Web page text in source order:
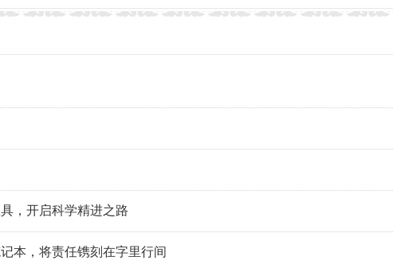
，开启科学精进之路
本，将责任镌刻在字里行间